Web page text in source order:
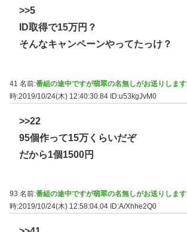
>>5
ID取得で15万円？
そんなキャンペーンやってたっけ？
41 名前:番組の途中ですが翡翠の名無しがお送りします
時:2019/10/24(木) 12:40:30.84 ID:u53kgJvM0
>>22
95個作って15万くらいだぞ
だから1個1500円
93 名前:番組の途中ですが翡翠の名無しがお送りします
時:2019/10/24(木) 12:58:04.04 ID:A/Xhhe2Q0